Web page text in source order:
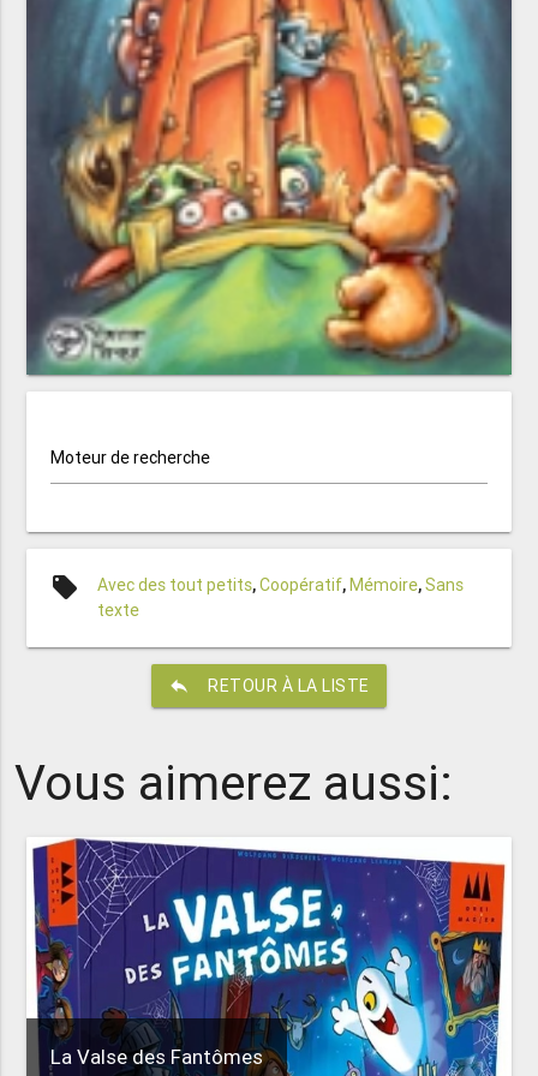
Moteur de recherche
local_offer Avec des tout petits,Coopératif,Mémoire,Sans
texte
reply RETOUR À LA LISTE
Vous aimerez aussi:
La Valse des Fantômes